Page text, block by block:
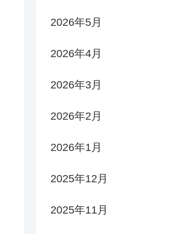
2026年5月
2026年4月
2026年3月
2026年2月
2026年1月
2025年12月
2025年11月